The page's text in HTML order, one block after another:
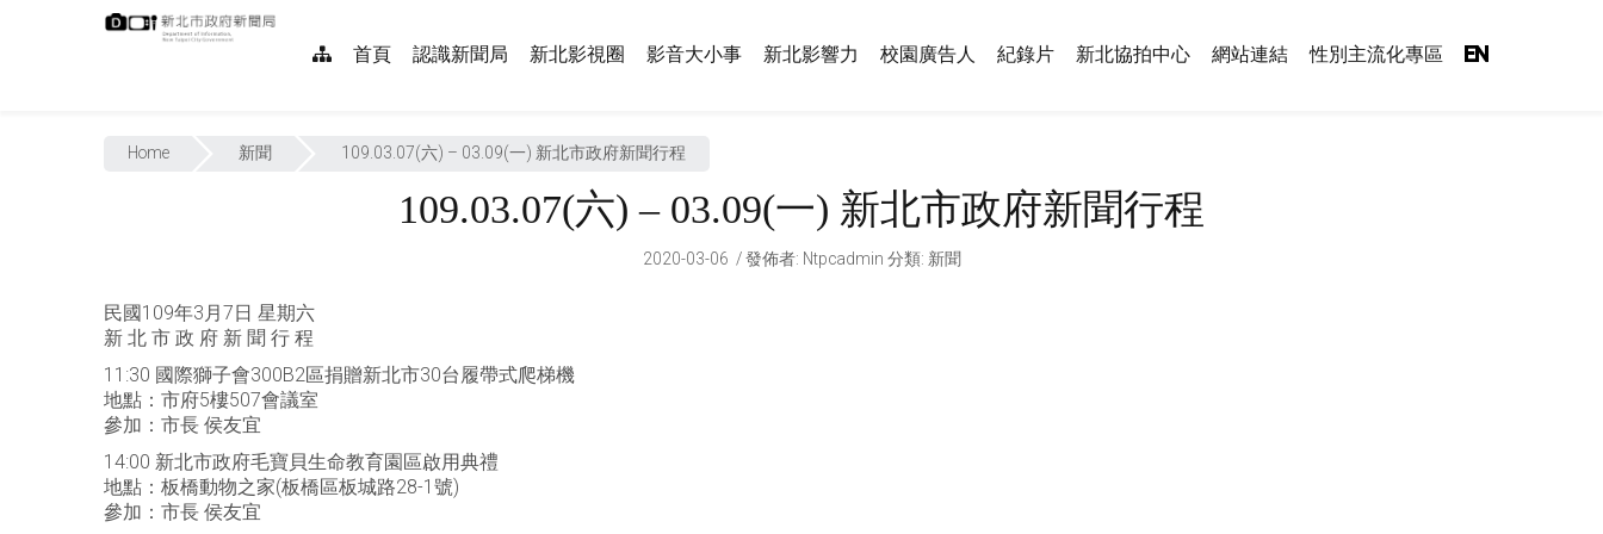
首頁 認識新聞局 新北影視圈 影音大小事 新北影響力 校園廣告人 紀錄片 新北協拍中心 網站連結 性別主流化專區 EN
Home 新聞 109.03.07(六) – 03.09(一) 新北市政府新聞行程
109.03.07(六) – 03.09(一) 新北市政府新聞行程
2020-03-06 發佈者: Ntpcadmin 分類: 新聞
民國109年3月7日 星期六
新 北 市 政 府 新 聞 行 程
11:30 國際獅子會300B2區捐贈新北市30台履帶式爬梯機
地點：市府5樓507會議室
參加：市長 侯友宜
14:00 新北市政府毛寶貝生命教育園區啟用典禮
地點：板橋動物之家(板橋區板城路28-1號)
參加：市長 侯友宜